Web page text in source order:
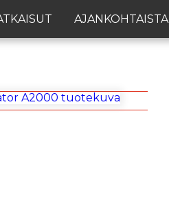
AJANKOHTAISTA